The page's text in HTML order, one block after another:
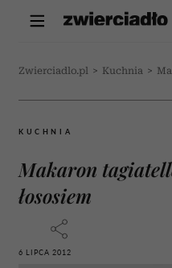
Zwierciadlo.pl > Kuchnia >
KUCHNIA
Makaron
łososiem
6 LIPCA 2012